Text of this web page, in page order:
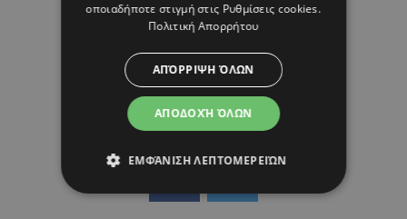
οποιαδήποτε στιγμή στις Ρυθμίσεις cookies.
Πολιτική Απορρήτου
ΑΠΟΔΟΧΉ ΌΛΩΝ
ΑΠΌΡΡΙΨΗ ΌΛΩΝ
ΕΜΦΆΝΙΣΗ ΛΕΠΤΟΜΕΡΕΙΏΝ